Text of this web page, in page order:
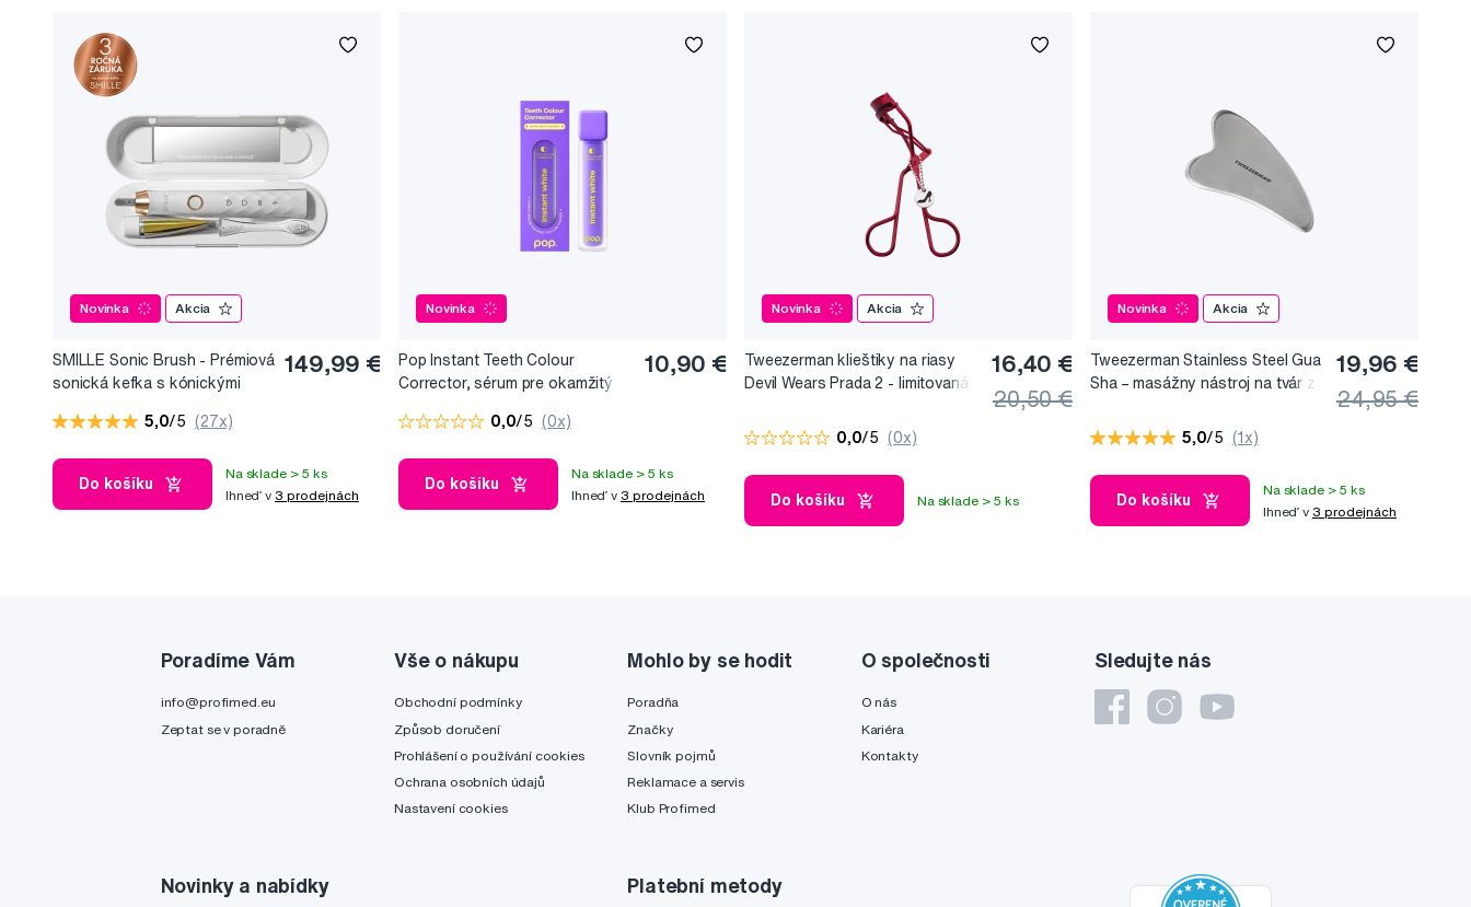
Novinka Akcia
SMILLE Sonic Brush - Prémiová
sonická kefka s kónickými
149,99 €
5,0/5 (27x)
Do košíku
Na sklade > 5 ks
Ihneď v 3 prodejnách
Novinka
Pop Instant Teeth Colour
Corrector, sérum pre okamžitý
10,90 €
0,0/5 (0x)
Do košíku
Na sklade > 5 ks
Ihneď v 3 prodejnách
Novinka Akcia
Tweezerman klieštiky na riasy
Devil Wears Prada 2 - limitovaná
16,40 €
20,50 €
0,0/5 (0x)
Do košíku Na sklade > 5 ks
Novinka Akcia
Tweezerman Stainless Steel Gua
Sha –⁠⁠⁠⁠⁠⁠ masážny nástroj na tvár z
19,96 €
24,95 €
5,0/5 (1x)
Do košíku
Na sklade > 5 ks
Ihneď v 3 prodejnách
Sledujte nás
Poradíme Vám
info@profimed.eu
Zeptat se v poradně
Vše o nákupu
Obchodní podmínky
Způsob doručení
Prohlášení o používání cookies
Ochrana osobních údajů
Nastavení cookies
Mohlo by se hodit
Poradňa
Značky
Slovník pojmů
Reklamace a servis
Klub Profimed
O společnosti
O nás
Kariéra
Kontakty
Novinky a nabídky Platební metody